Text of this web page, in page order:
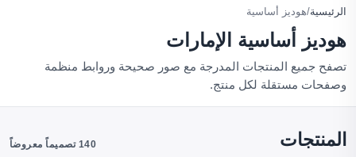
الرئيسية/هوديز أساسية
هوديز أساسية الإمارات
تصفح جميع المنتجات المدرجة مع صور صحيحة وروابط منظمة
وصفحات مستقلة لكل منتج.
المنتجات 140 تصميماً معروضاً